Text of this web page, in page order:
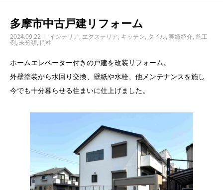
多摩市中古戸建リフォーム
2024.09.22 インテリア, エクステリア, キッチン, タイル, 実績紹介, 施工
例, 未分類, 門柱
ホームエレベーター付きの戸建を改装リフォーム。
外壁塗装から水回り交換、壁紙や水栓、他メンテナンスを施し
今でも十分暮らせる住まいに仕上げました。